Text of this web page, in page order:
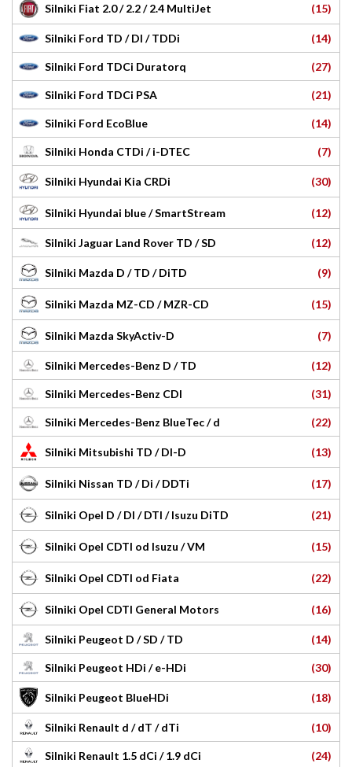
Silniki Fiat 2.0 / 2.2 / 2.4 MultiJet (15)
Silniki Ford TD / DI / TDDi (14)
Silniki Ford TDCi Duratorq (27)
Silniki Ford TDCi PSA (21)
Silniki Ford EcoBlue (14)
Silniki Honda CTDi / i-DTEC (7)
Silniki Hyundai Kia CRDi (30)
Silniki Hyundai blue / SmartStream (12)
Silniki Jaguar Land Rover TD / SD (12)
Silniki Mazda D / TD / DiTD (9)
Silniki Mazda MZ-CD / MZR-CD (15)
Silniki Mazda SkyActiv-D (7)
Silniki Mercedes-Benz D / TD (12)
Silniki Mercedes-Benz CDI (31)
Silniki Mercedes-Benz BlueTec / d (22)
Silniki Mitsubishi TD / DI-D (13)
Silniki Nissan TD / Di / DDTi (17)
Silniki Opel D / DI / DTI / Isuzu DiTD (21)
Silniki Opel CDTI od Isuzu / VM (15)
Silniki Opel CDTI od Fiata (22)
Silniki Opel CDTI General Motors (16)
Silniki Peugeot D / SD / TD (14)
Silniki Peugeot HDi / e-HDi (30)
Silniki Peugeot BlueHDi (18)
Silniki Renault d / dT / dTi (10)
Silniki Renault 1.5 dCi / 1.9 dCi (24)